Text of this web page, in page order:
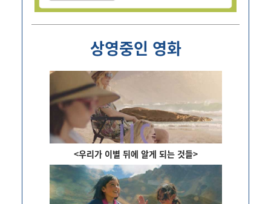
상영중인 영화
<우리가 이별 뒤에 알게 되는 것들>